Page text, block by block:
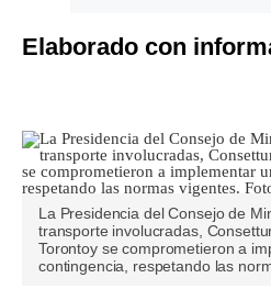
Elaborado con
La Presidencia del Consejo de
transporte involucradas,
Torontoy se comprometieron a
contingencia, respetando las